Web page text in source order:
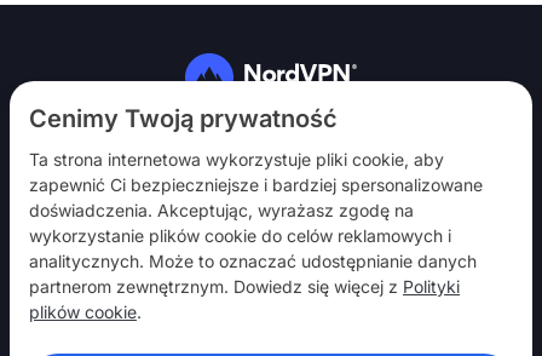
Cenimy Twoją prywatność
Ta strona internetowa wykorzystuje pliki cookie, aby
zapewnić Ci bezpieczniejsze i bardziej spersonalizowane
doświadczenia. Akceptując, wyrażasz zgodę na
wykorzystanie plików cookie do celów reklamowych i
analitycznych. Może to oznaczać udostępnianie danych
partnerom zewnętrznym. Dowiedz się więcej z Polityki
plików cookie.
Obserwuj nas
NordVPN
Włącz
Pomoc